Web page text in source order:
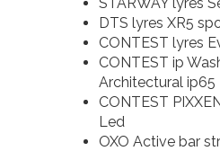
DTS lyres XR5
CONTEST lyres
CONTEST ip
Architectural ip65
CONTEST
Led
OXO Active bar